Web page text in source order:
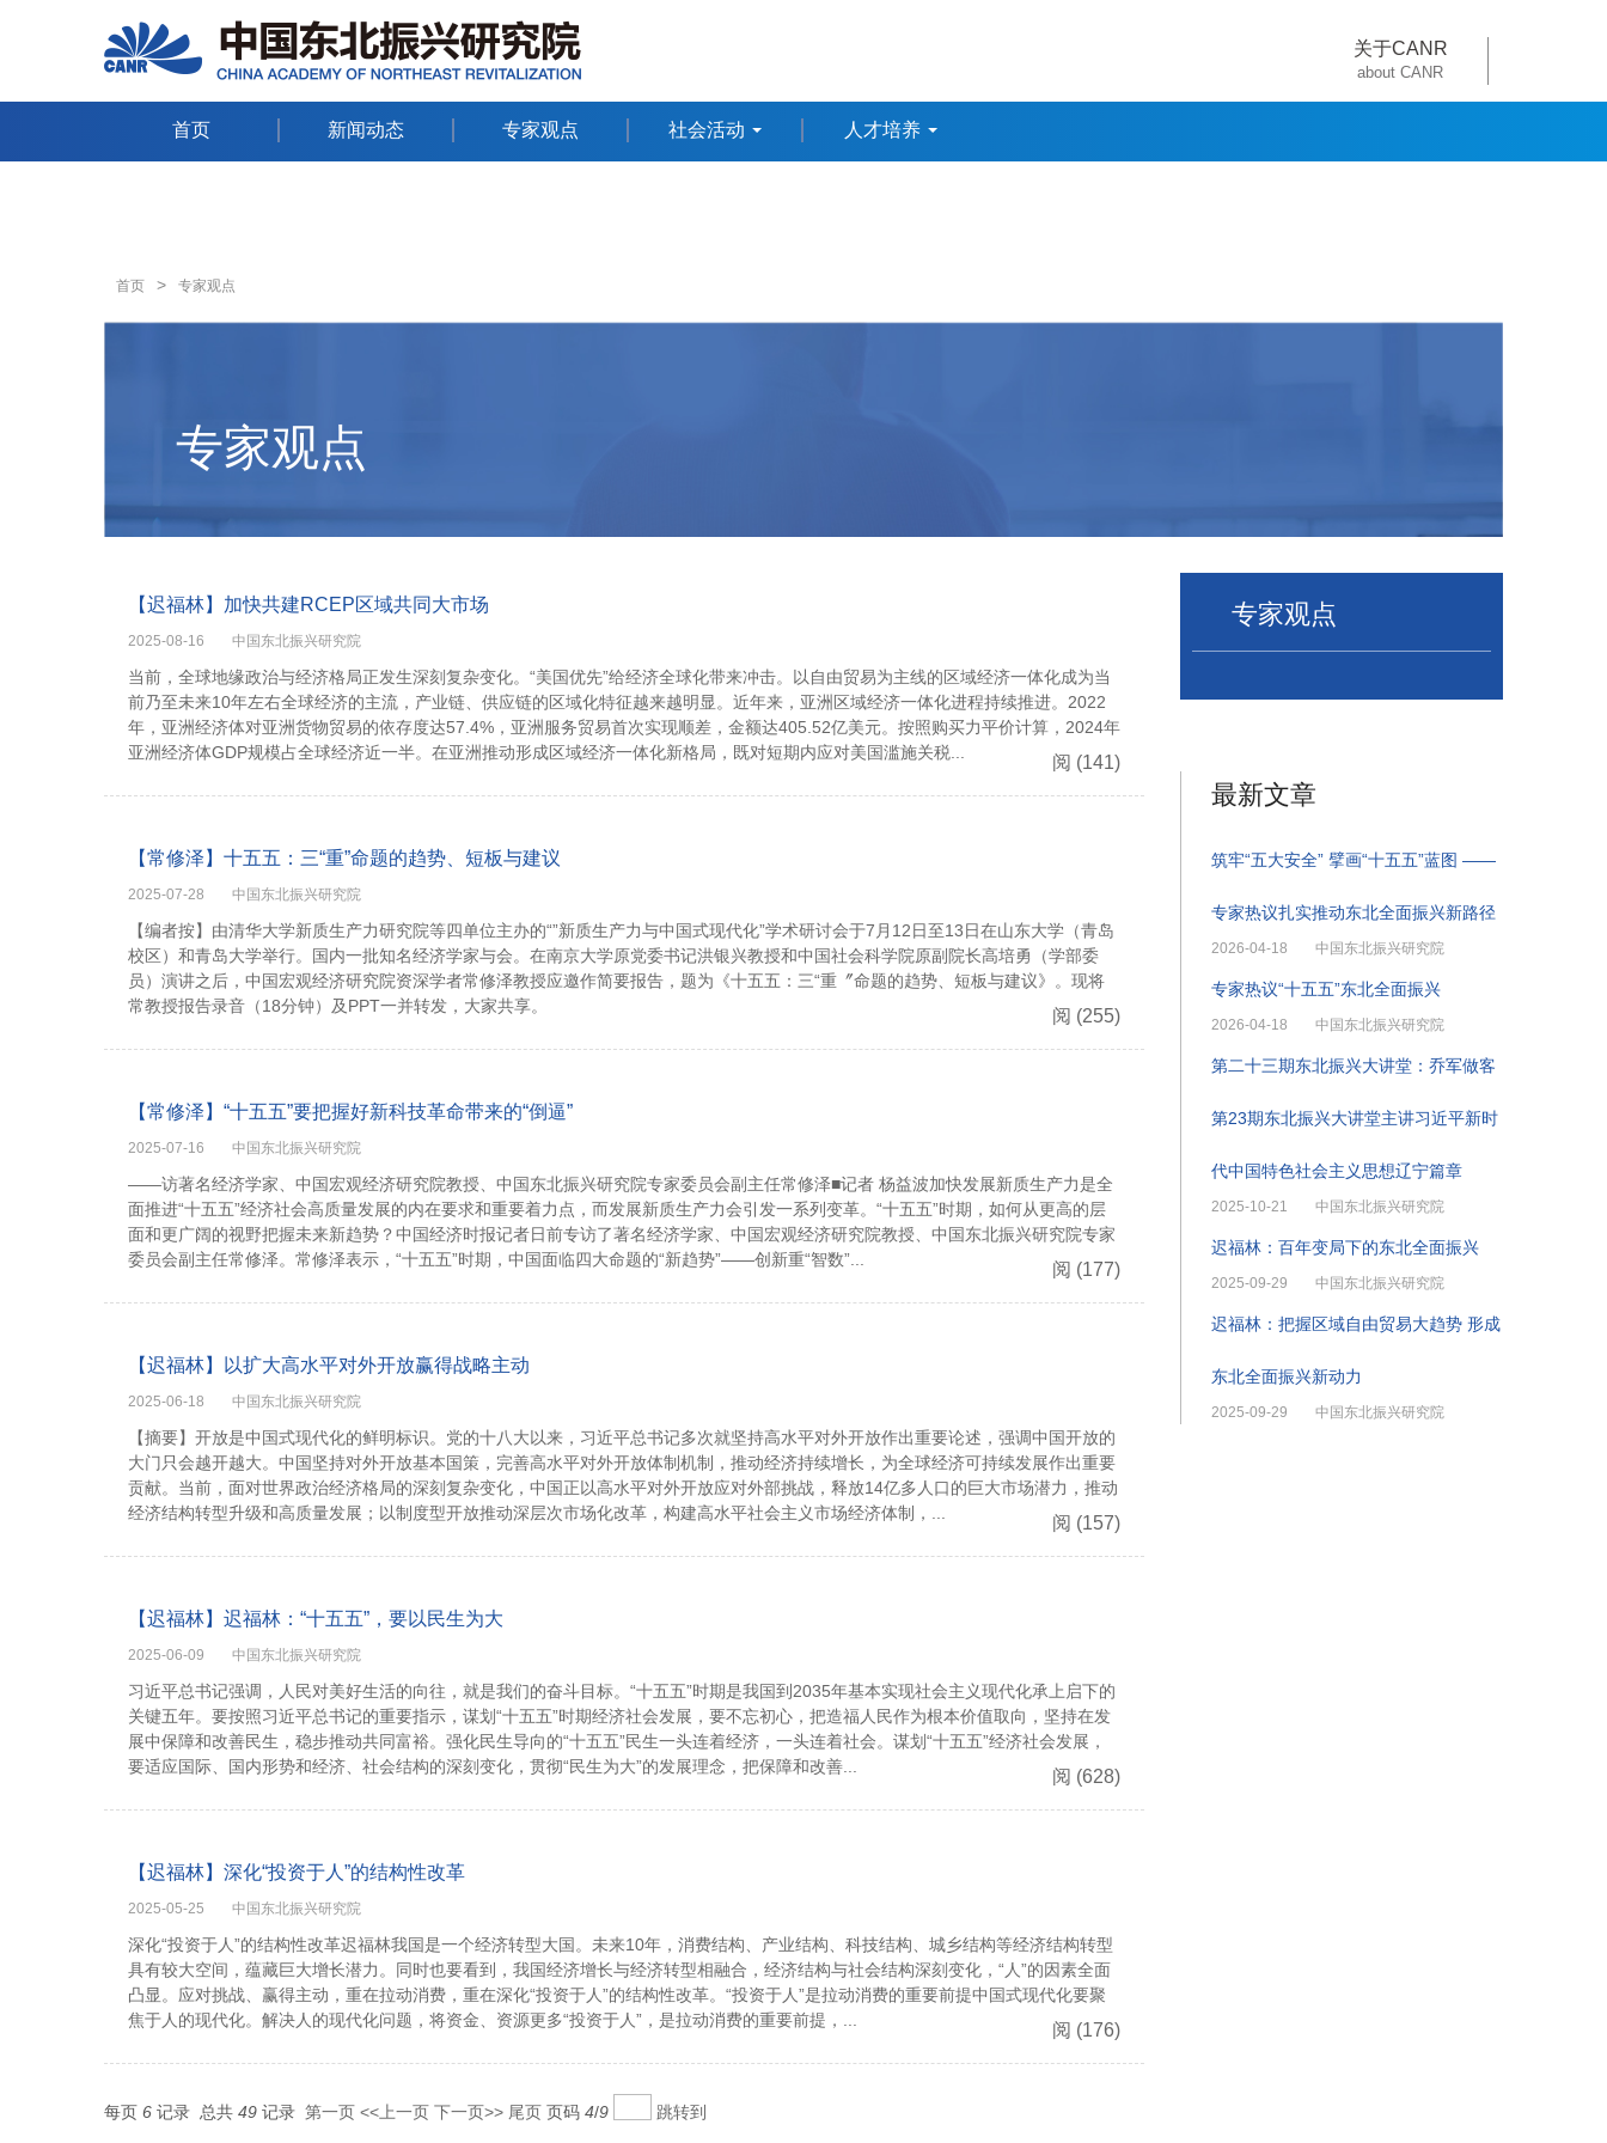
首页 新闻动态 专家观点 社会活动 人才培养
关于CANR
about CANR
首页 > 专家观点
专家观点
【迟福林】加快共建RCEP区域共同大市场
2025-08-16 中国东北振兴研究院
当前，全球地缘政治与经济格局正发生深刻复杂变化。“美国优先”给经济全球化带来冲击。以自由贸易为主线的区域经济一体化成为当
前乃至未来10年左右全球经济的主流，产业链、供应链的区域化特征越来越明显。近年来，亚洲区域经济一体化进程持续推进。2022
年，亚洲经济体对亚洲货物贸易的依存度达57.4%，亚洲服务贸易首次实现顺差，金额达405.52亿美元。按照购买力平价计算，2024年
亚洲经济体GDP规模占全球经济近一半。在亚洲推动形成区域经济一体化新格局，既对短期内应对美国滥施关税...
阅 (141)
【常修泽】十五五：三“重”命题的趋势、短板与建议
2025-07-28 中国东北振兴研究院
【编者按】由清华大学新质生产力研究院等四单位主办的“”新质生产力与中国式现代化”学术研讨会于7月12日至13日在山东大学（青岛
校区）和青岛大学举行。国内一批知名经济学家与会。在南京大学原党委书记洪银兴教授和中国社会科学院原副院长高培勇（学部委
员）演讲之后，中国宏观经济研究院资深学者常修泽教授应邀作简要报告，题为《十五五：三“重〞命题的趋势、短板与建议》。现将
常教授报告录音（18分钟）及PPT一并转发，大家共享。
阅 (255)
【常修泽】“十五五”要把握好新科技革命带来的“倒逼”
2025-07-16 中国东北振兴研究院
——访著名经济学家、中国宏观经济研究院教授、中国东北振兴研究院专家委员会副主任常修泽■记者 杨益波加快发展新质生产力是全
面推进“十五五”经济社会高质量发展的内在要求和重要着力点，而发展新质生产力会引发一系列变革。“十五五”时期，如何从更高的层
面和更广阔的视野把握未来新趋势？中国经济时报记者日前专访了著名经济学家、中国宏观经济研究院教授、中国东北振兴研究院专家
委员会副主任常修泽。常修泽表示，“十五五”时期，中国面临四大命题的“新趋势”——创新重“智数”...
阅 (177)
【迟福林】以扩大高水平对外开放赢得战略主动
2025-06-18 中国东北振兴研究院
【摘要】开放是中国式现代化的鲜明标识。党的十八大以来，习近平总书记多次就坚持高水平对外开放作出重要论述，强调中国开放的
大门只会越开越大。中国坚持对外开放基本国策，完善高水平对外开放体制机制，推动经济持续增长，为全球经济可持续发展作出重要
贡献。当前，面对世界政治经济格局的深刻复杂变化，中国正以高水平对外开放应对外部挑战，释放14亿多人口的巨大市场潜力，推动
经济结构转型升级和高质量发展；以制度型开放推动深层次市场化改革，构建高水平社会主义市场经济体制，...
阅 (157)
【迟福林】迟福林：“十五五”，要以民生为大
2025-06-09 中国东北振兴研究院
习近平总书记强调，人民对美好生活的向往，就是我们的奋斗目标。“十五五”时期是我国到2035年基本实现社会主义现代化承上启下的
关键五年。要按照习近平总书记的重要指示，谋划“十五五”时期经济社会发展，要不忘初心，把造福人民作为根本价值取向，坚持在发
展中保障和改善民生，稳步推动共同富裕。强化民生导向的“十五五”民生一头连着经济，一头连着社会。谋划“十五五”经济社会发展，
要适应国际、国内形势和经济、社会结构的深刻变化，贯彻“民生为大”的发展理念，把保障和改善...
阅 (628)
【迟福林】深化“投资于人”的结构性改革
2025-05-25 中国东北振兴研究院
深化“投资于人”的结构性改革迟福林我国是一个经济转型大国。未来10年，消费结构、产业结构、科技结构、城乡结构等经济结构转型
具有较大空间，蕴藏巨大增长潜力。同时也要看到，我国经济增长与经济转型相融合，经济结构与社会结构深刻变化，“人”的因素全面
凸显。应对挑战、赢得主动，重在拉动消费，重在深化“投资于人”的结构性改革。“投资于人”是拉动消费的重要前提中国式现代化要聚
焦于人的现代化。解决人的现代化问题，将资金、资源更多“投资于人”，是拉动消费的重要前提，...
阅 (176)
每页 6 记录 总共 49 记录 第一页 <<上一页 下一页>> 尾页 页码 4/9 跳转到
专家观点
最新文章
筑牢“五大安全” 擘画“十五五”蓝图 ——
专家热议扎实推动东北全面振兴新路径
2026-04-18 中国东北振兴研究院
专家热议“十五五”东北全面振兴
2026-04-18 中国东北振兴研究院
第二十三期东北振兴大讲堂：乔军做客
第23期东北振兴大讲堂主讲习近平新时
代中国特色社会主义思想辽宁篇章
2025-10-21 中国东北振兴研究院
迟福林：百年变局下的东北全面振兴
2025-09-29 中国东北振兴研究院
迟福林：把握区域自由贸易大趋势 形成
东北全面振兴新动力
2025-09-29 中国东北振兴研究院